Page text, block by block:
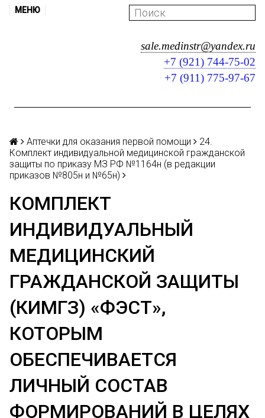
МЕНЮ
sale.medinstr@yandex.ru
+7 (921) 744-75-02
+7 (911) 775-97-67
Аптечки для оказания первой помощи
24.
Комплект индивидуальной медицинской гражданской
защиты по приказу МЗ РФ №1164н (в редакции
приказов №805н и №65н)
КОМПЛЕКТ
ИНДИВИДУАЛЬНЫЙ
МЕДИЦИНСКИЙ
ГРАЖДАНСКОЙ ЗАЩИТЫ
(КИМГЗ) «ФЭСТ»,
КОТОРЫМ
ОБЕСПЕЧИВАЕТСЯ
ЛИЧНЫЙ СОСТАВ
ФОРМИРОВАНИЙ В ЦЕЛЯХ